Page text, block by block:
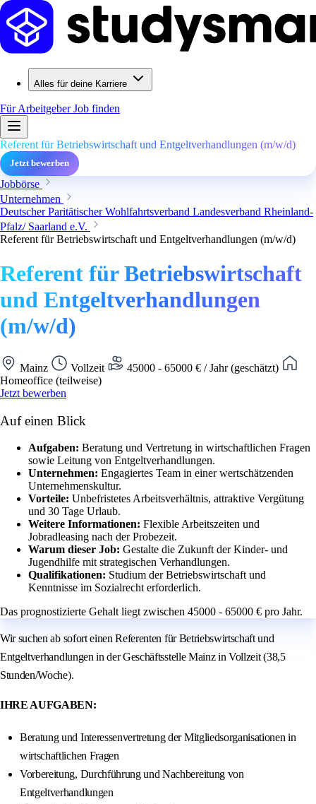
Alles für deine Karriere
Für ArbeitgeberJob finden
Referent für Betriebswirtschaft und Entgeltverhandlungen (m/w/d)
Jetzt bewerben
Jobbörse
Unternehmen
Deutscher Paritätischer Wohlfahrtsverband Landesverband Rheinland-
Pfalz/ Saarland e.V.
Referent für Betriebswirtschaft und Entgeltverhandlungen (m/w/d)
Referent für Betriebswirtschaft
und Entgeltverhandlungen
(m/w/d)
Mainz Vollzeit
45000 - 65000 € / Jahr (geschätzt)
Homeoffice (teilweise)
Jetzt bewerben
Auf einen Blick
Aufgaben: Beratung und Vertretung in wirtschaftlichen Fragen
sowie Leitung von Entgeltverhandlungen.
Unternehmen: Engagiertes Team in einer wertschätzenden
Unternehmenskultur.
Vorteile: Unbefristetes Arbeitsverhältnis, attraktive Vergütung
und 30 Tage Urlaub.
Weitere Informationen: Flexible Arbeitszeiten und
Jobradleasing nach der Probezeit.
Warum dieser Job: Gestalte die Zukunft der Kinder- und
Jugendhilfe mit strategischen Verhandlungen.
Qualifikationen: Studium der Betriebswirtschaft und
Kenntnisse im Sozialrecht erforderlich.
Das prognostizierte Gehalt liegt zwischen 45000 - 65000 € pro Jahr.
Wir suchen ab sofort einen Referenten für Betriebswirtschaft und
Entgeltverhandlungen in der Geschäftsstelle Mainz in Vollzeit (38,5
Stunden/Woche).
IHRE AUFGABEN:
Beratung und Interessenvertretung der Mitgliedsorganisationen in
wirtschaftlichen Fragen
Vorbereitung, Durchführung und Nachbereitung von
Entgeltverhandlungen